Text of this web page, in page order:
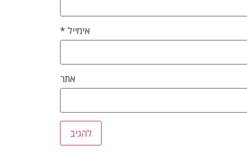
אימייל *
אתר